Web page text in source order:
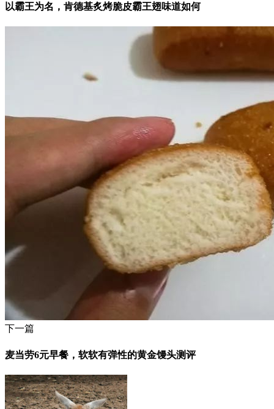
以霸王为名，肯德基炙烤脆皮霸王翅味道如何
下一篇
麦当劳6元早餐，软软有弹性的黄金馒头测评